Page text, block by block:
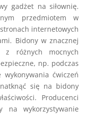
gadżet na siłownię.
przedmiotem w
internetowych
Bidony w znacznej
z różnych mocnych
np. podczas
ćwiczeń
się na bidony
Producenci
na wykorzystywanie